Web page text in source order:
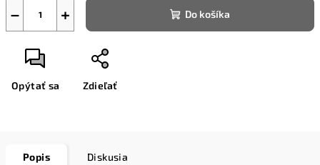
+
− Do košíka
Opýtať sa Zdieľať
Popis Diskusia